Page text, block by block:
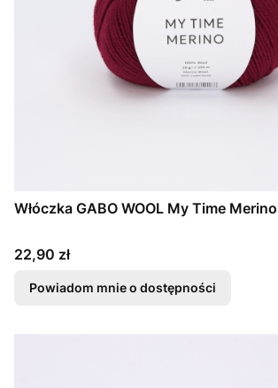
Włóczka GABO WOOL My Time
Cena
22,90 zł
Powiadom mnie o dostępności